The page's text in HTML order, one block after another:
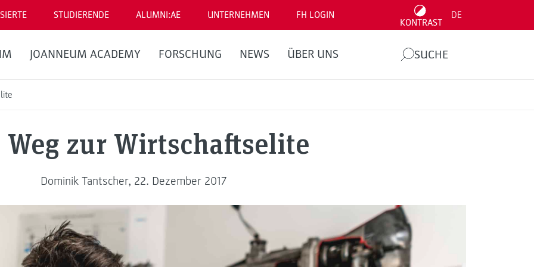
STUDIERENDE ALUMNI:AE UNTERNEHMEN FH LOGIN
KONTRAST
DE
JOANNEUM ACADEMY FORSCHUNG NEWS ÜBER UNS SUCHE
zur Wirtschaftselite
Dominik Tantscher, 22. Dezember 2017